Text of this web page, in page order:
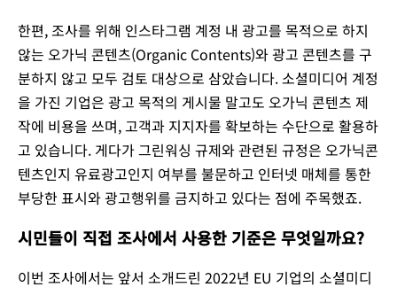
한편, 조사를 위해 인스타그램 계정 내 광고를 목적으로 하지
않는 오가닉 콘텐츠(Organic Contents)와 광고 콘텐츠를 구
분하지 않고 모두 검토 대상으로 삼았습니다. 소셜미디어 계정
을 가진 기업은 광고 목적의 게시물 말고도 오가닉 콘텐츠 제
작에 비용을 쓰며, 고객과 지지자를 확보하는 수단으로 활용하
고 있습니다. 게다가 그린워싱 규제와 관련된 규정은 오가닉콘
텐츠인지 유료광고인지 여부를 불문하고 인터넷 매체를 통한
부당한 표시와 광고행위를 금지하고 있다는 점에 주목했죠.
시민들이 직접 조사에서 사용한 기준은 무엇일까요?
이번 조사에서는 앞서 소개드린 2022년 EU 기업의 소셜미디